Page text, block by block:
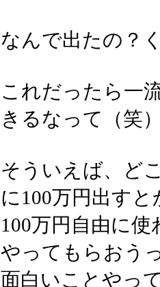
なんで出たの？
これだったら一
きるなって（笑
そういえば、ど
に100万円出すと
100万円自由に
やってもらおう
面白いことやっ